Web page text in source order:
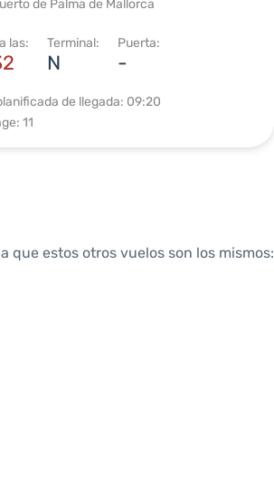
de Palma de Mallorca
las: Terminal:
N
Puerta:
-
de llegada: 09:20
11
que estos otros vuelos son los mismos: